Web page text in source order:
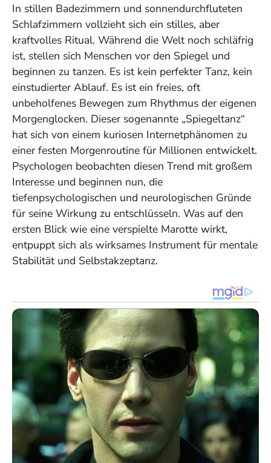
In stillen Badezimmern und sonnendurchfluteten
Schlafzimmern vollzieht sich ein stilles, aber
kraftvolles Ritual. Während die Welt noch schläfrig
ist, stellen sich Menschen vor den Spiegel und
beginnen zu tanzen. Es ist kein perfekter Tanz, kein
einstudierter Ablauf. Es ist ein freies, oft
unbeholfenes Bewegen zum Rhythmus der eigenen
Morgenglocken. Dieser sogenannte „Spiegeltanz“
hat sich von einem kuriosen Internetphänomen zu
einer festen Morgenroutine für Millionen entwickelt.
Psychologen beobachten diesen Trend mit großem
Interesse und beginnen nun, die
tiefenpsychologischen und neurologischen Gründe
für seine Wirkung zu entschlüsseln. Was auf den
ersten Blick wie eine verspielte Marotte wirkt,
entpuppt sich als wirksames Instrument für mentale
Stabilität und Selbstakzeptanz.